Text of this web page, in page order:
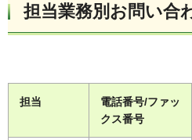
担当業務別お問い合
担当
電話番号/ファッ
クス番号